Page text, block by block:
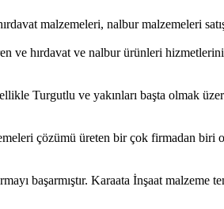
malzemeleri, nalbur malzemeleri
ve hırdavat ve nalbur ürünleri
Turgutlu ve yakınları başta olmak
çözümü üreten bir çok firmadan biri
başarmıştır. Karaata İnşaat malzeme